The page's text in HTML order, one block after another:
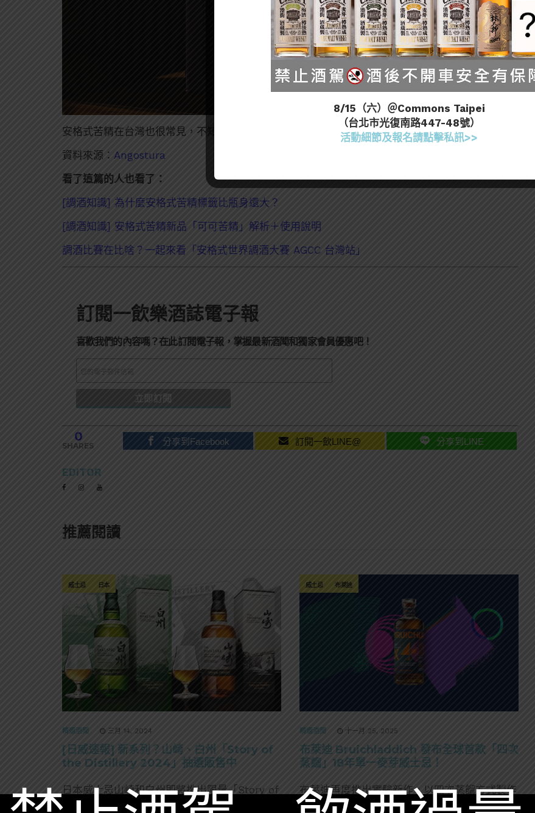
安格式苦精在台灣也很常見，不知道有沒有機會喝到呢？
資料來源： Angostura
看了這篇的人也看了：
[調酒知識] 為什麼安格式苦精標籤比瓶身還大？
[調酒知識] 安格式苦精新品「可可苦精」解析＋使用說明
調酒比賽在比啥？一起來看「安格式世界調酒大賽 AGCC 台灣站」
訂閱一飲樂酒誌電子報
喜歡我們的內容嗎？在此訂閱電子報，掌握最新酒聞和獨家會員優惠吧！
0
SHARES 分享到Facebook 訂閱一飲LINE@ 分享到LINE
EDITOR
推薦閱讀
威士忌 日本
精選酒聞 三月 14, 2024
[日威速報] 新系列？山崎、白州「Story of
the Distillery 2024」抽選販售中
日本威士忌山崎和白州即將推出限量「Story of
the Distillery 2024 Edition」，這會是一個全
威士忌 布萊迪
精選酒聞 十一月 25, 2025
布萊迪 Bruichladdich 發布全球首款「四次
蒸餾」18年單一麥芽威士忌！
布萊迪再度推出實驗新作，以四次蒸餾方式製作
原酒、酒精度85% ABV入桶， 經過18年熟成，
8/15（六）＠Commons Taipei
（台北市光復南路447-48號）
活動細節及報名請點擊私訊>>